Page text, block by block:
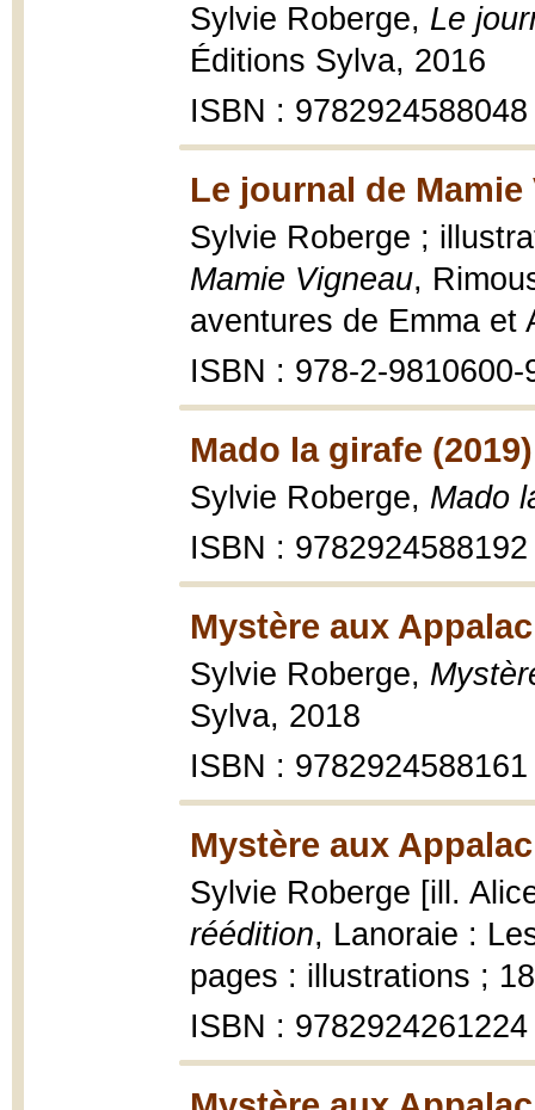
Sylvie Roberge, Le
Éditions Sylva, 2016
ISBN : 9782924588048
Le journal de Mamie
Sylvie Roberge ;
Mamie Vigneau,
aventures de Emma et
ISBN : 978-2-9810600-
Mado la girafe (2019)
Sylvie Roberge, Mado
ISBN : 9782924588192
Mystère aux
Sylvie Roberge,
Sylva, 2018
ISBN : 9782924588161
Mystère aux
Sylvie Roberge [ill.
réédition, Lanoraie :
pages : illustrations ;
ISBN : 9782924261224